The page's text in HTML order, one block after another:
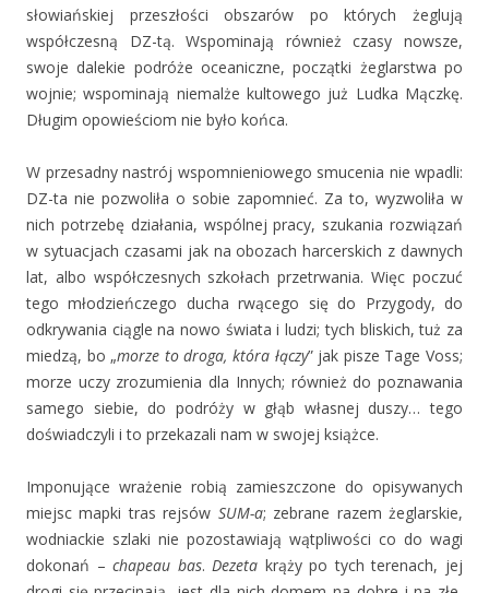
słowiańskiej przeszłości obszarów po których żeglują
współczesną DZ-tą. Wspominają również czasy nowsze,
swoje dalekie podróże oceaniczne, początki żeglarstwa po
wojnie; wspominają niemalże kultowego już Ludka Mączkę.
Długim opowieściom nie było końca.
W przesadny nastrój wspomnieniowego smucenia nie wpadli:
DZ-ta nie pozwoliła o sobie zapomnieć. Za to, wyzwoliła w
nich potrzebę działania, wspólnej pracy, szukania rozwiązań
w sytuacjach czasami jak na obozach harcerskich z dawnych
lat, albo współczesnych szkołach przetrwania. Więc poczuć
tego młodzieńczego ducha rwącego się do Przygody, do
odkrywania ciągle na nowo świata i ludzi; tych bliskich, tuż za
miedzą, bo „morze to droga, która łączy” jak pisze Tage Voss;
morze uczy zrozumienia dla Innych; również do poznawania
samego siebie, do podróży w głąb własnej duszy… tego
doświadczyli i to przekazali nam w swojej książce.
Imponujące wrażenie robią zamieszczone do opisywanych
miejsc mapki tras rejsów SUM-a; zebrane razem żeglarskie,
wodniackie szlaki nie pozostawiają wątpliwości co do wagi
dokonań –chapeau bas.Dezeta krąży po tych terenach, jej